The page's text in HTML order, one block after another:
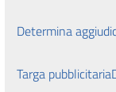
Determina
Targa pubblicitaria